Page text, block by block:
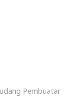
Pembuatan